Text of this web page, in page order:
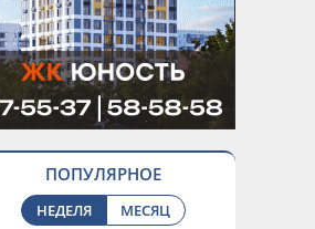
ПОПУЛЯРНОЕ
НЕДЕЛЯ МЕСЯЦ